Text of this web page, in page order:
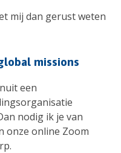
mij dan gerust weten
missions
een
nodig ik je van
onze online Zoom